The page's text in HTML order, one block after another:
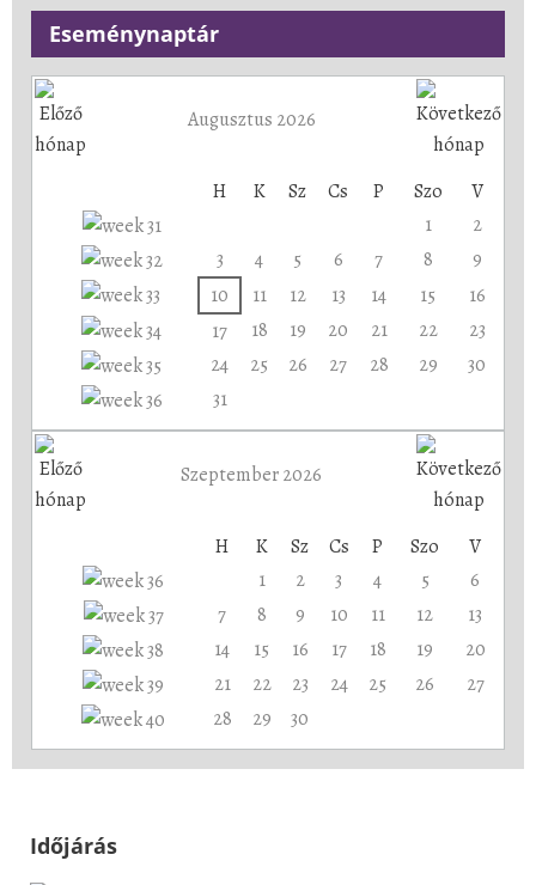
Eseménynaptár
Augusztus 2026
H K Sz Cs P Szo
V
1
2
3
4 5 6 7 8
9
10
11 12 13 14 15
16
17
18 19 20 21 22
23
24
25 26 27 28 29
30
31
Szeptember 2026
H K Sz Cs P Szo
V
1
2 3 4 5
6
7
8 9 10 11 12
13
14
15 16 17 18 19
20
21
22 23 24 25 26
27
28
29 30
Időjárás